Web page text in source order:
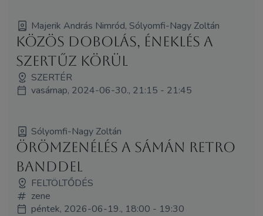
Majerik András Nimród, Sólyomfi-Nagy Zoltán
Közös dobolás, éneklés a
Szertűz körül
SZERTÉR
vasárnap, 2024-06-30., 21:15 - 21:45
Sólyomfi-Nagy Zoltán
Örömzenélés a Sámán Retro
Banddel
FELTÖLTŐDÉS
zene
péntek, 2026-06-19., 18:00 - 19:30